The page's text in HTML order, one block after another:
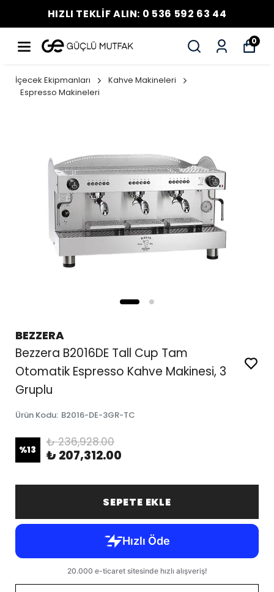
HIZLI TEKLİF ALIN: 0 536 592 63 44
0
İçecek Ekipmanları
Kahve Makineleri
Espresso Makineleri
BEZZERA
Bezzera B2016DE Tall Cup Tam
Otomatik Espresso Kahve Makinesi, 3
Gruplu
Ürün Kodu: B2016-DE-3GR-TC
%13
₺ 236,928.00
₺ 207,312.00
SEPETE EKLE